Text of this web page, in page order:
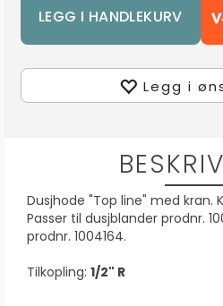
Legg i
Dusjhode "Top line" med kran.
Passer til dusjblander prodnr.
prodnr. 1004164.
Tilkopling: 1/2" R